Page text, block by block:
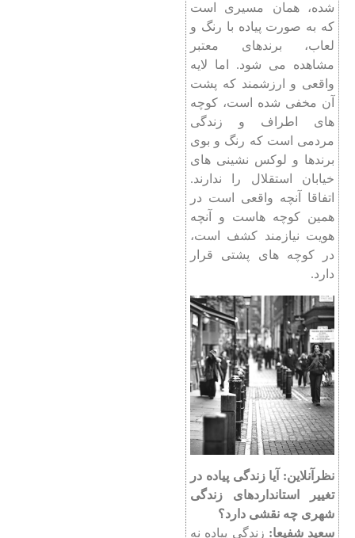
شده، همان مسیری است
که به صورت پیاده با رنگ و
لعاب، برندهای معتبر
مشاهده می شود. اما لایه
واقعی و ارزشمند که پشت
آن مخفی شده است، کوچه
های اطراف و زندگی
مردمی است که رنگ و بوی
برندها و لوکس نشینی های
خیابان استقلال را ندارند.
اتفاقا آنچه واقعی است در
همین کوچه هاست و آنچه
هویت نیازمند کشف است،
در کوچه های پشتی قرار
دارد.
نظرآنلاین: آیا زندگی پیاده در
تغییر استانداردهای زندگی
شهری چه نقشی دارد؟
سعید شفیعا: زندگی پیاده نه